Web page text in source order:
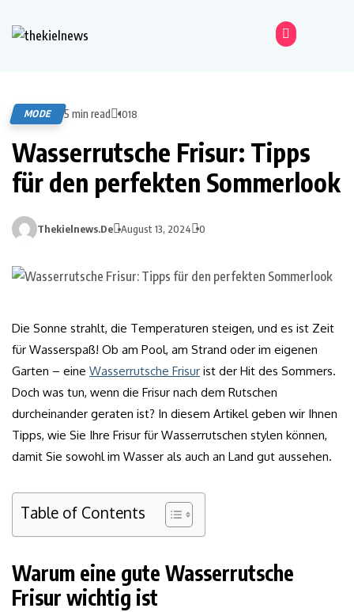
MODE 5 min read 1018
Wasserrutsche Frisur: Tipps
für den perfekten Sommerlook
Thekielnews.de August 13, 2024 0
Die Sonne strahlt, die Temperaturen steigen, und es ist Zeit
für Wasserspaß! Ob am Pool, am Strand oder im eigenen
Garten – eine Wasserrutsche Frisur ist der Hit des Sommers.
Doch was tun, wenn die Frisur nach dem Rutschen
durcheinander geraten ist? In diesem Artikel geben wir Ihnen
Tipps, wie Sie Ihre Frisur für Wasserrutschen stylen können,
damit Sie sowohl im Wasser als auch an Land gut aussehen.
Table of Contents
Warum eine gute Wasserrutsche
Frisur wichtig ist